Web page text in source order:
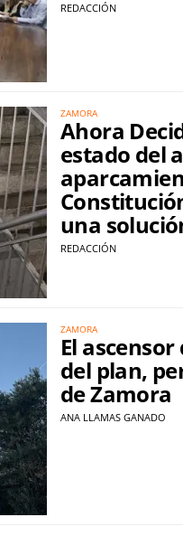
REDACCIÓN
ZAMORA
Ahora
estado del
una
REDACCIÓN
ZAMORA
El
del plan,
de Zamora
ANA LLAMAS GANADO